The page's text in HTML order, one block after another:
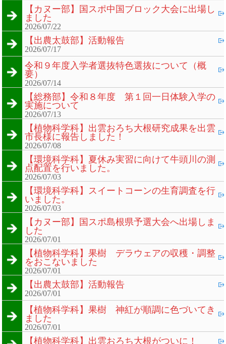
【カヌー部】国スポ中国ブロック大会に出場し
ました
2026/07/22
【出農太鼓部】活動報告
2026/07/17
令和９年度入学者選抜特色選抜について（概
要）
2026/07/14
【総務部】令和８年度 第１回一日体験入学の
実施について
2026/07/13
【植物科学科】出雲おろち大根研究成果を出雲
市長様に報告しました！
2026/07/08
【環境科学科】夏休み実習に向けて牛頭川の測
点配置を行いました。
2026/07/03
【環境科学科】スイートコーンの生育調査を行
いました。
2026/07/03
【カヌー部】国スポ島根県予選大会へ出場しま
した
2026/07/01
【植物科学科】果樹 デラウェアの収穫・調整
をおこないました
2026/07/01
【出農太鼓部】活動報告
2026/07/01
【植物科学科】果樹 神紅が順調に色づいてき
ました
2026/07/01
【植物科学科】出雲おろち大根がついに！